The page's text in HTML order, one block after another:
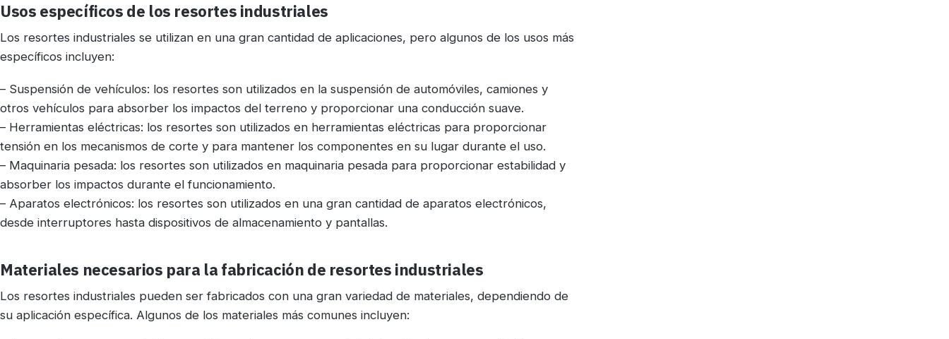
Usos específicos de los resortes industriales
Los resortes industriales se utilizan en una gran cantidad de aplicaciones, pero algunos de los usos más
específicos incluyen:
– Suspensión de vehículos: los resortes son utilizados en la suspensión de automóviles, camiones y
otros vehículos para absorber los impactos del terreno y proporcionar una conducción suave.
– Herramientas eléctricas: los resortes son utilizados en herramientas eléctricas para proporcionar
tensión en los mecanismos de corte y para mantener los componentes en su lugar durante el uso.
– Maquinaria pesada: los resortes son utilizados en maquinaria pesada para proporcionar estabilidad y
absorber los impactos durante el funcionamiento.
– Aparatos electrónicos: los resortes son utilizados en una gran cantidad de aparatos electrónicos,
desde interruptores hasta dispositivos de almacenamiento y pantallas.
Materiales necesarios para la fabricación de resortes industriales
Los resortes industriales pueden ser fabricados con una gran variedad de materiales, dependiendo de
su aplicación específica. Algunos de los materiales más comunes incluyen: